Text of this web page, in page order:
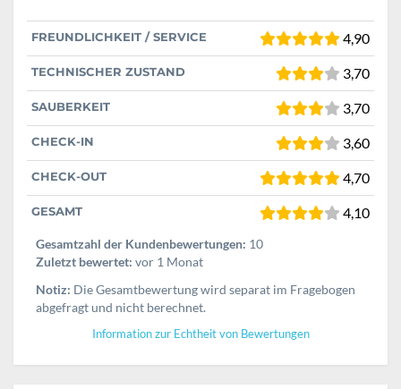
FREUNDLICHKEIT / SERVICE 4,90
TECHNISCHER ZUSTAND 3,70
SAUBERKEIT 3,70
CHECK-IN 3,60
CHECK-OUT 4,70
GESAMT 4,10
Gesamtzahl der Kundenbewertungen: 10
Zuletzt bewertet: vor 1 Monat
Notiz: Die Gesamtbewertung wird separat im Fragebogen
abgefragt und nicht berechnet.
Information zur Echtheit von Bewertungen